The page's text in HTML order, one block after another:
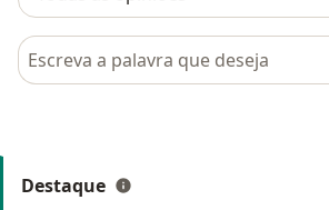
Pesquisar em opiniões
Destaque